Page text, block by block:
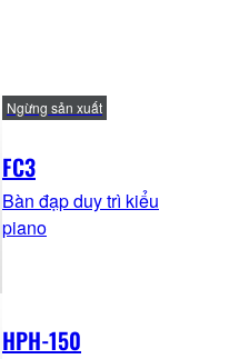
FC3
Ngừng sản xuất
Bàn đạp duy trì kiểu
piano
HPH-150